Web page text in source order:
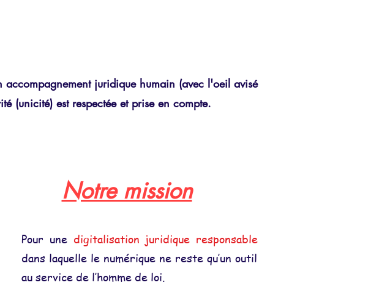
accompagnement juridique humain (avec l'oeil avisé
(unicité) est respectée et prise en compte.
Notre mission
Pour une digitalisation juridique responsable
dans laquelle le numérique ne reste qu’un outil
au service de l’homme de loi.